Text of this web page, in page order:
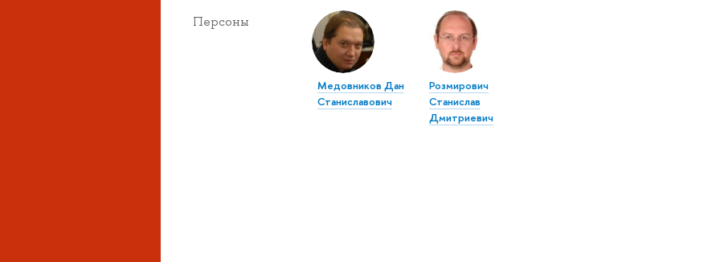
Персоны
Медовников Дан
Станиславович
Розмирович
Станислав
Дмитриевич